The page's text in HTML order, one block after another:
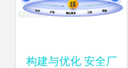
构建与优化 安全厂